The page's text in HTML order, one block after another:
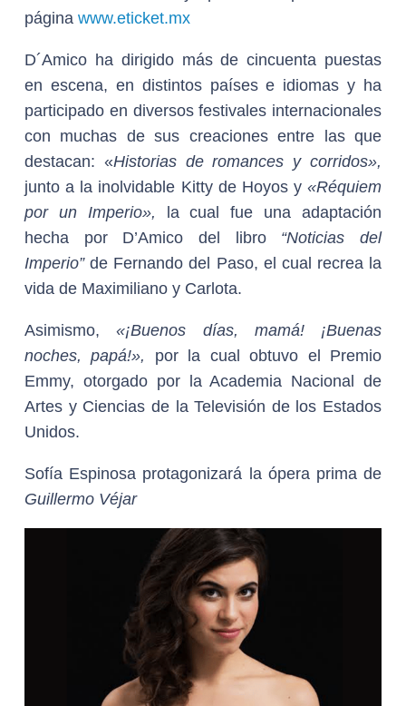
página www.eticket.mx
D´Amico ha dirigido más de cincuenta puestas
en escena, en distintos países e idiomas y ha
participado en diversos festivales internacionales
con muchas de sus creaciones entre las que
destacan: «Historias de romances y corridos»,
junto a la inolvidable Kitty de Hoyos y «Réquiem
por un Imperio», la cual fue una adaptación
hecha por D’Amico del libro “Noticias del
Imperio”de Fernando del Paso, el cual recrea la
vida de Maximiliano y Carlota.
Asimismo,«¡Buenos días, mamá! ¡Buenas
noches, papá!», por la cual obtuvo el Premio
Emmy, otorgado por la Academia Nacional de
Artes y Ciencias de la Televisión de los Estados
Unidos.
Sofía Espinosa protagonizará la ópera prima de
Guillermo Véjar